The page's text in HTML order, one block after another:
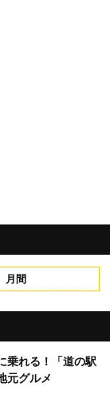
月間
乗れる！「道の駅
元グルメ